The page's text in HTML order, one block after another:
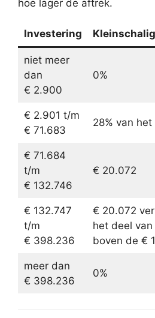
hoe lager de aftrek.
Investering
niet meer
dan
€ 2.900
0%
€ 2.901 t/m
€ 71.683
28% van
€ 71.684
t/m
€ 132.746
€ 20.072
€ 132.747
t/m
€ 398.236
€ 20.072
het deel van
boven de €
meer dan
€ 398.236
0%